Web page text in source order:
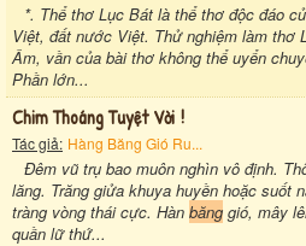
*. Thể thơ Lục Bát là thể thơ độc đáo
Việt, đất nước Việt. Thử nghiệm làm thơ
Âm, vần của bài thơ không thể uyển
Phần lớn...
Chim Thoáng Tuyệt Vời !
Tác giả: Hàng Băng Gió Ru...
Đêm vũ trụ bao muôn nghìn vô định.
lăng. Trăng giửa khuya huyền hoặc suốt
tràng vòng thái cực. Hàn băng gió, mây
quần lữ thứ...